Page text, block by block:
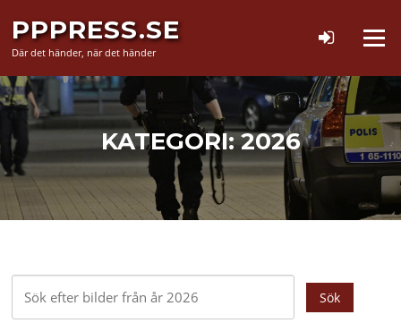
innehåll
PPPRESS.SE
Där det händer, när det händer
Meny
KATEGORI:2026
Sök